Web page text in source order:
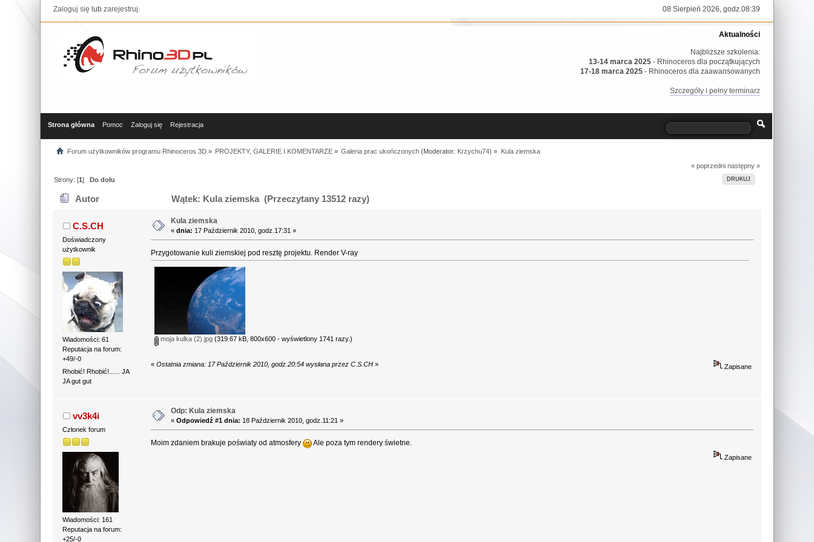
Zaloguj się lubzarejestruj. 08 Sierpień 2026, godz.08:39
Aktualności
Najbliższe szkolenia:
13-14 marca 2025 - Rhinoceros dla początkujących
17-18 marca 2025 - Rhinoceros dla zaawansowanych
Szczegóły i pełny terminarz
Strona główna Pomoc Zaloguj się Rejestracja
Forum użytkowników programu Rhinoceros 3D» PROJEKTY, GALERIE I KOMENTARZE » Galeria prac ukończonych (Moderator: Krzychu74) » Kula ziemska
« poprzedni następny »
DRUKUJ
Strony: [1]Do dołu
Autor Wątek: Kula ziemska (Przeczytany 13512 razy)
C.S.CH
Doświadczony
użytkownik
Wiadomości: 61
Reputacja na forum:
+49/-0
Rhobić! Rhobić!...... JA
JA gut gut
Kula ziemska
« dnia: 17 Październik 2010, godz.17:31 »
Przygotowanie kuli ziemskiej pod resztę projektu. Render V-ray
moja kulka (2).jpg(319.67 kB, 800x600 - wyświetlony 1741 razy.)
«Ostatnia zmiana: 17 Październik 2010, godz.20:54 wysłana przez C.S.CH » Zapisane
vv3k4i
Członek forum
Wiadomości: 161
Reputacja na forum:
+25/-0
Odp: Kula ziemska
« Odpowiedź #1 dnia: 18 Październik 2010, godz.11:21 »
Moim zdaniem brakuje poświaty od atmosfery Ale poza tym rendery świetne.
Zapisane